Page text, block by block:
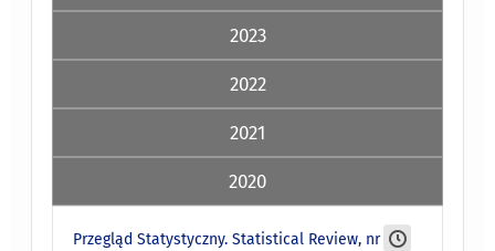
2023
2022
2021
2020
Przegląd Statystyczny. Statistical Review, nr